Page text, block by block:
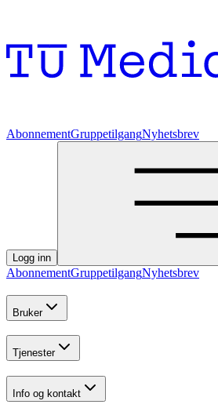
AbonnementGruppetilgangNyhetsbrev
Logg inn
AbonnementGruppetilgangNyhetsbrev
Bruker
Tjenester
Info og kontakt